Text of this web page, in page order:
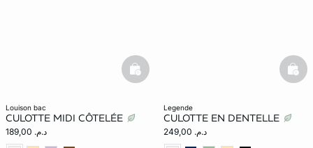
louison bac
CULOTTE MIDI CÔTELÉE
د.م. 189,00
basketfull
legende
CULOTTE EN DENTELLE
د.م. 249,00